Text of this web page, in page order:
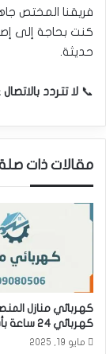
فريقنا المختص
كنت بحاجة إلى
حديثة.
📞 لا تتردد
مقالات ذات
كهربائي منازل
كهربائي 24 ساعة بأسعار مناسبة
مايو 19, 2025